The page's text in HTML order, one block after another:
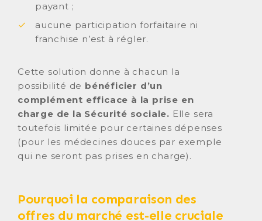
payant ;
aucune participation forfaitaire ni
franchise n’est à régler.
Cette solution donne à chacun la
possibilité de bénéficier d’un
complément efficace à la prise en
charge de la Sécurité sociale. Elle sera
toutefois limitée pour certaines dépenses
(pour les médecines douces par exemple
qui ne seront pas prises en charge).
Pourquoi la comparaison des
offres du marché est-elle cruciale